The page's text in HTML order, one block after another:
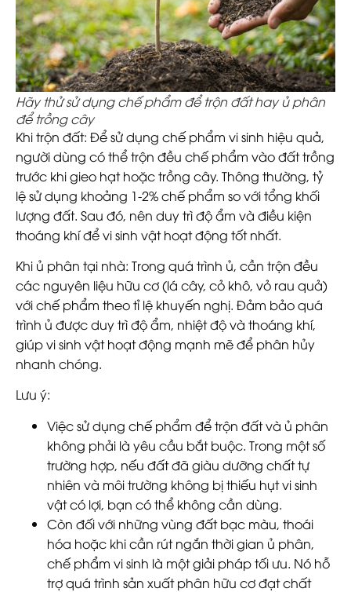
Hãy thử sử dụng chế phẩm để trộn đất hay ủ phân
để trồng cây
Khi trộn đất: Để sử dụng chế phẩm vi sinh hiệu quả,
người dùng có thể trộn đều chế phẩm vào đất trồng
trước khi gieo hạt hoặc trồng cây. Thông thường, tỷ
lệ sử dụng khoảng 1-2% chế phẩm so với tổng khối
lượng đất. Sau đó, nên duy trì độ ẩm và điều kiện
thoáng khí để vi sinh vật hoạt động tốt nhất.
Khi ủ phân tại nhà: Trong quá trình ủ, cần trộn đều
các nguyên liệu hữu cơ (lá cây, cỏ khô, vỏ rau quả)
với chế phẩm theo tỉ lệ khuyến nghị. Đảm bảo quá
trình ủ được duy trì độ ẩm, nhiệt độ và thoáng khí,
giúp vi sinh vật hoạt động mạnh mẽ để phân hủy
nhanh chóng.
Lưu ý:
Việc sử dụng chế phẩm để trộn đất và ủ phân
không phải là yêu cầu bắt buộc. Trong một số
trường hợp, nếu đất đã giàu dưỡng chất tự
nhiên và môi trường không bị thiếu hụt vi sinh
vật có lợi, bạn có thể không cần dùng.
Còn đối với những vùng đất bạc màu, thoái
hóa hoặc khi cần rút ngắn thời gian ủ phân,
chế phẩm vi sinh là một giải pháp tối ưu. Nó hỗ
trợ quá trình sản xuất phân hữu cơ đạt chất